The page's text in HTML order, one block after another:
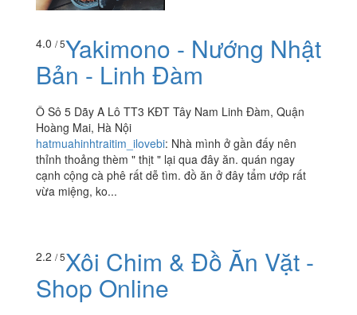
4.0 / 5Yakimono - Nướng Nhật
Bản - Linh Đàm
Ô Sô 5 Dãy A Lô TT3 KĐT Tây Nam Linh Đàm, Quận
Hoàng Mai, Hà Nội
hatmuahinhtraitim_ilovebi: Nhà mình ở gần đấy nên
thỉnh thoảng thèm " thịt " lại qua đây ăn. quán ngay
cạnh cộng cà phê rất dễ tìm. đồ ăn ở đây tẩm ướp rất
vừa miệng, ko...
2.2 / 5Xôi Chim & Đồ Ăn Vặt -
Shop Online